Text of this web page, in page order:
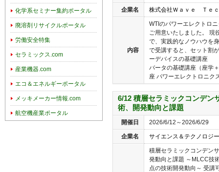
企業名 株式会社Ｗａｖｅ Ｔｅ
内容
WTIのパワーエレクトロ
ご用意いたしました。 現
で、実践的なノウハウを
で受講すると、セット割
ーデバイスの基礎講
バータの基礎講座（座学
座 パワーエレクトロニク
6/12 積層セラミックコンデン
術、開発動向と課題
開催日 2026/6/12～2026/6/29
企業名 サイエンス＆テクノロジ
積層セラミックコンデン
発動向と課題 ～MLCC技
点の技術開発動向～ 受講
化学系セミナー集約ポータル
廃溶剤リサイクルポータル
労働安全特集
セラミックス.com
産業機器.com
エコ＆エネルギーポータル
メッキメーカー情報.com
航空機産業ポータル